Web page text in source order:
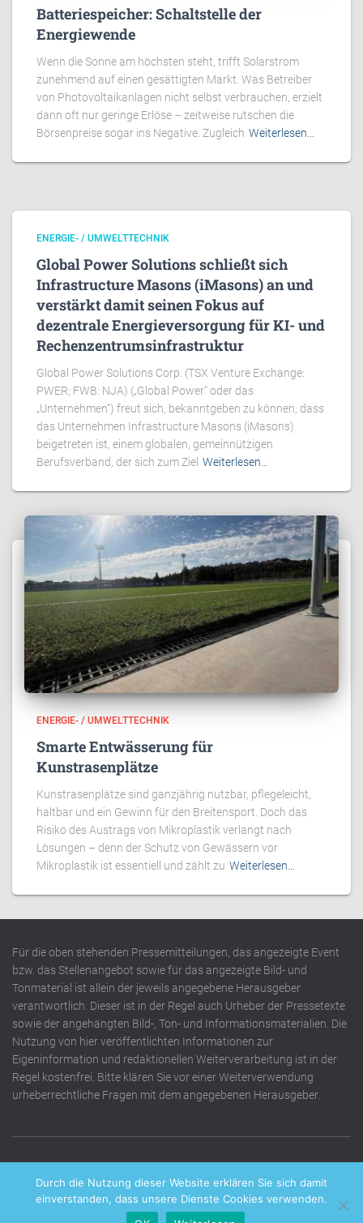
Batteriespeicher: Schaltstelle der
Energiewende
Wenn die Sonne am höchsten steht, trifft Solarstrom
zunehmend auf einen gesättigten Markt. Was Betreiber
von Photovoltaikanlagen nicht selbst verbrauchen, erzielt
dann oft nur geringe Erlöse – zeitweise rutschen die
Börsenpreise sogar ins Negative. Zugleich Weiterlesen…
ENERGIE- / UMWELTTECHNIK
Global Power Solutions schließt sich
Infrastructure Masons (iMasons) an und
verstärkt damit seinen Fokus auf
dezentrale Energieversorgung für KI- und
Rechenzentrumsinfrastruktur
Global Power Solutions Corp. (TSX Venture Exchange:
PWER; FWB: NJA) („Global Power“ oder das
„Unternehmen“) freut sich, bekanntgeben zu können, dass
das Unternehmen Infrastructure Masons (iMasons)
beigetreten ist, einem globalen, gemeinnützigen
Berufsverband, der sich zum Ziel Weiterlesen…
ENERGIE- / UMWELTTECHNIK
Smarte Entwässerung für
Kunstrasenplätze
Kunstrasenplätze sind ganzjährig nutzbar, pflegeleicht,
haltbar und ein Gewinn für den Breitensport. Doch das
Risiko des Austrags von Mikroplastik verlangt nach
Lösungen – denn der Schutz von Gewässern vor
Mikroplastik ist essentiell und zählt zu Weiterlesen…
Für die oben stehenden Pressemitteilungen, das angezeigte Event
bzw. das Stellenangebot sowie für das angezeigte Bild- und
Tonmaterial ist allein der jeweils angegebene Herausgeber
verantwortlich. Dieser ist in der Regel auch Urheber der Pressetexte
sowie der angehängten Bild-, Ton- und Informationsmaterialien. Die
Nutzung von hier veröffentlichten Informationen zur
Eigeninformation und redaktionellen Weiterverarbeitung ist in der
Regel kostenfrei. Bitte klären Sie vor einer Weiterverwendung
urheberrechtliche Fragen mit dem angegebenen Herausgeber.
Durch die Nutzung dieser Website erklären Sie sich damit
einverstanden, dass unsere Dienste Cookies verwenden.